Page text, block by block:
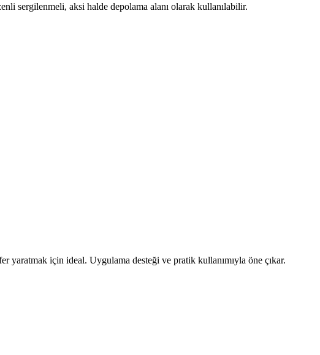
sergilenmeli, aksi halde depolama alanı olarak kullanılabilir.
için ideal. Uygulama desteği ve pratik kullanımıyla öne çıkar.